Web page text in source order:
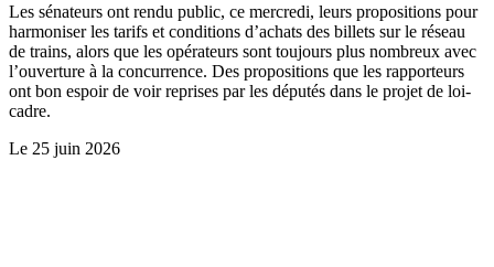
Les sénateurs ont rendu public, ce mercredi, leurs propositions pour
harmoniser les tarifs et conditions d’achats des billets sur le réseau
de trains, alors que les opérateurs sont toujours plus nombreux avec
l’ouverture à la concurrence. Des propositions que les rapporteurs
ont bon espoir de voir reprises par les députés dans le projet de loi-
cadre.
Le 25 juin 2026